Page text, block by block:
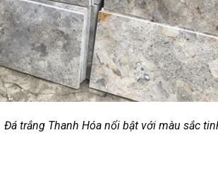
Đá trắng Thanh Hóa nổi bật với màu sắc